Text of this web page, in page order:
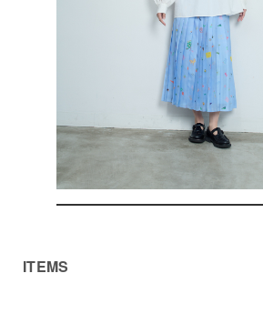
ITEMS